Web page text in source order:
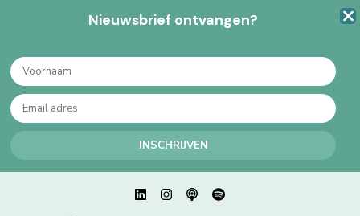
Nieuwsbrief ontvangen?